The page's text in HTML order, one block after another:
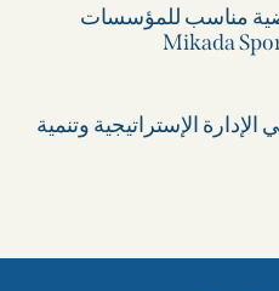
مناسب للمؤسسات
الإستراتيجية وتنمية